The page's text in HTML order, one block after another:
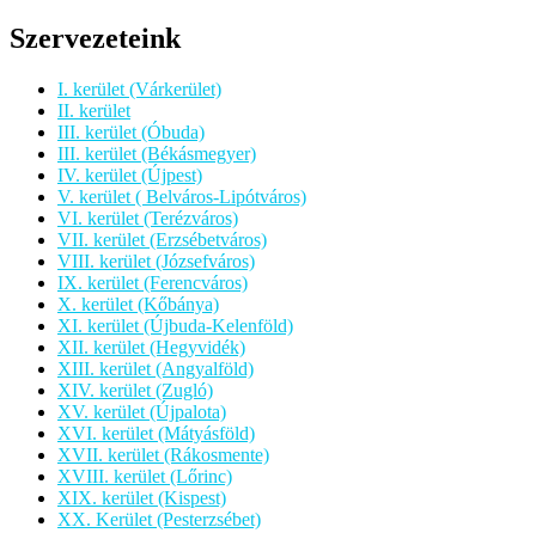
Szervezeteink
I. kerület (Várkerület)
II. kerület
III. kerület (Óbuda)
III. kerület (Békásmegyer)
IV. kerület (Újpest)
V. kerület ( Belváros-Lipótváros)
VI. kerület (Terézváros)
VII. kerület (Erzsébetváros)
VIII. kerület (Józsefváros)
IX. kerület (Ferencváros)
X. kerület (Kőbánya)
XI. kerület (Újbuda-Kelenföld)
XII. kerület (Hegyvidék)
XIII. kerület (Angyalföld)
XIV. kerület (Zugló)
XV. kerület (Újpalota)
XVI. kerület (Mátyásföld)
XVII. kerület (Rákosmente)
XVIII. kerület (Lőrinc)
XIX. kerület (Kispest)
XX. Kerület (Pesterzsébet)